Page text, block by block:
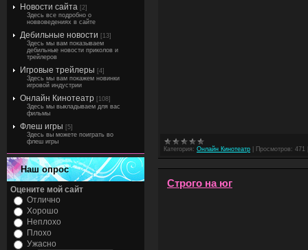
Новости сайта [2]
Здесь все подробно о
новвоведениях в сайте
Дебильные новости [13]
Здесь мы вам показываем
дебильные новости приколов и
трейлеров
Игровые трейлеры [4]
Здесь мы вам покажем новинки
игровой индустрии
Онлайн Кинотеатр [108]
Здесь мы выкладываем для вас
фильмы
Флеш игры [5]
Здесь вы можете поиграть во
флеш игры
Наш опрос
Оцените мой сайт
Отлично
Хорошо
Неплохо
Плохо
Ужасно
Категория: Онлайн Кинотеатр Просмотров: 471
Строго на юг